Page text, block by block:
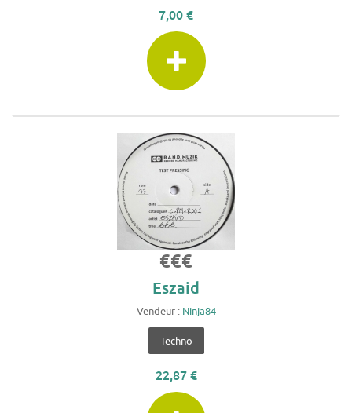
7,00 €
€€€
Eszaid
Vendeur : Ninja84
Techno
22,87 €